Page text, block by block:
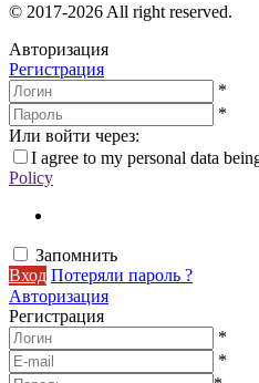
© 2017-2026 All right reserved.
Авторизация
Регистрация
*
*
Или войти через:
I agree to my personal data
Policy
Запомнить
Вход Потеряли пароль ?
Авторизация
Регистрация
*
*